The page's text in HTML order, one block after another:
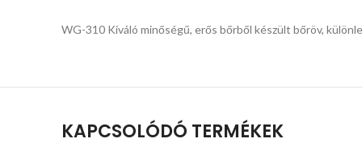
WG-310 Kiváló minőségű, erős bőrből készült bőröv,
KAPCSOLÓDÓ TERMÉKEK